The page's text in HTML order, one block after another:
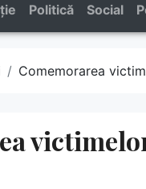
Politică Social
Comemorarea